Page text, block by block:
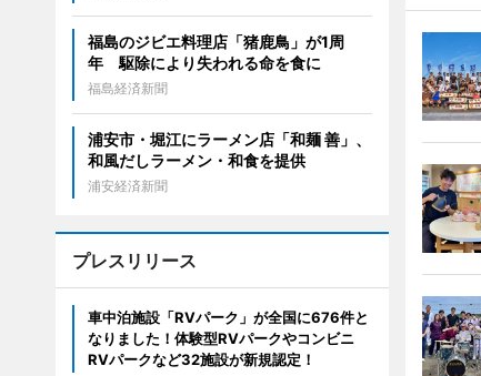
福島のジビエ料理店「猪鹿鳥」が1周
年 駆除により失われる命を食に
福島経済新聞
浦安市・堀江にラーメン店「和麺 善」、
和風だしラーメン・和食を提供
浦安経済新聞
プレスリリース
車中泊施設「RVパーク」が全国に676件と
なりました！体験型RVパークやコンビニ
RVパークなど32施設が新規認定！